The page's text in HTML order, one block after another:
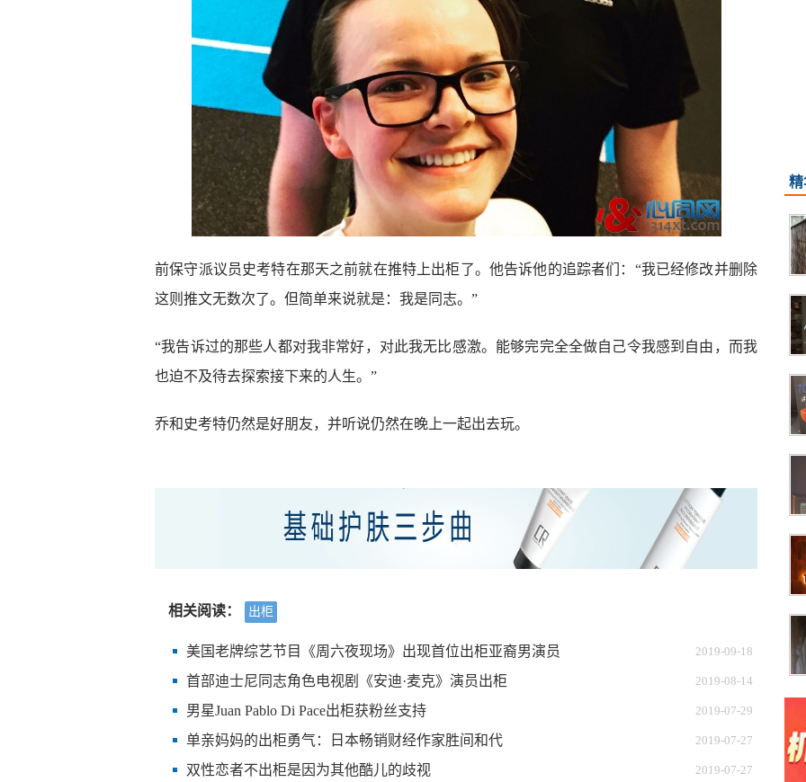
前保守派议员史考特在那天之前就在推特上出柜了。他告诉他的追踪者们：“我已经修改并删除
这则推文无数次了。但简单来说就是：我是同志。”
“我告诉过的那些人都对我非常好，对此我无比感激。能够完完全全做自己令我感到自由，而我
也迫不及待去探索接下来的人生。”
乔和史考特仍然是好朋友，并听说仍然在晚上一起出去玩。
相关阅读： 出柜
美国老牌综艺节目《周六夜现场》出现首位出柜亚裔男演员 2019-09-18
首部迪士尼同志角色电视剧《安迪·麦克》演员出柜 2019-08-14
男星Juan Pablo Di Pace出柜获粉丝支持 2019-07-29
单亲妈妈的出柜勇气：日本畅销财经作家胜间和代 2019-07-27
双性恋者不出柜是因为其他酷儿的歧视 2019-07-27
精